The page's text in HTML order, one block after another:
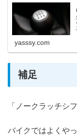
yasssy.com
補足
「ノークラッチシ
バイクではよくや